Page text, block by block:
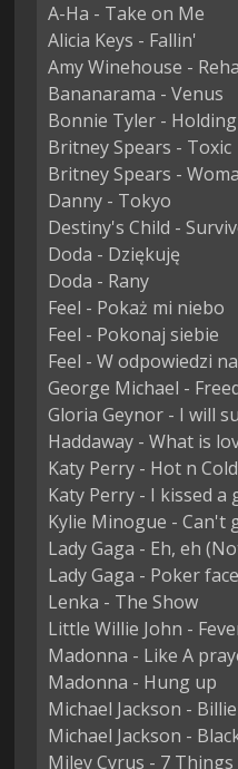
A-Ha - Take on Me
Alicia Keys - Fallin'
Amy Winehouse -
Bananarama - Venus
Bonnie Tyler -
Britney Spears - Toxic
Britney Spears -
Danny - Tokyo
Destiny's Child -
Doda - Dziękuję
Doda - Rany
Feel - Pokaż mi niebo
Feel - Pokonaj siebie
Feel - W odpowiedzi
George Michael -
Gloria Geynor - I will
Haddaway - What is
Katy Perry - Hot n Cold
Katy Perry - I kissed a
Kylie Minogue - Can't
Lady Gaga - Eh, eh
Lady Gaga - Poker face
Lenka - The Show
Little Willie John -
Madonna - Like A
Madonna - Hung up
Michael Jackson -
Michael Jackson -
Miley Cyrus - 7 Things